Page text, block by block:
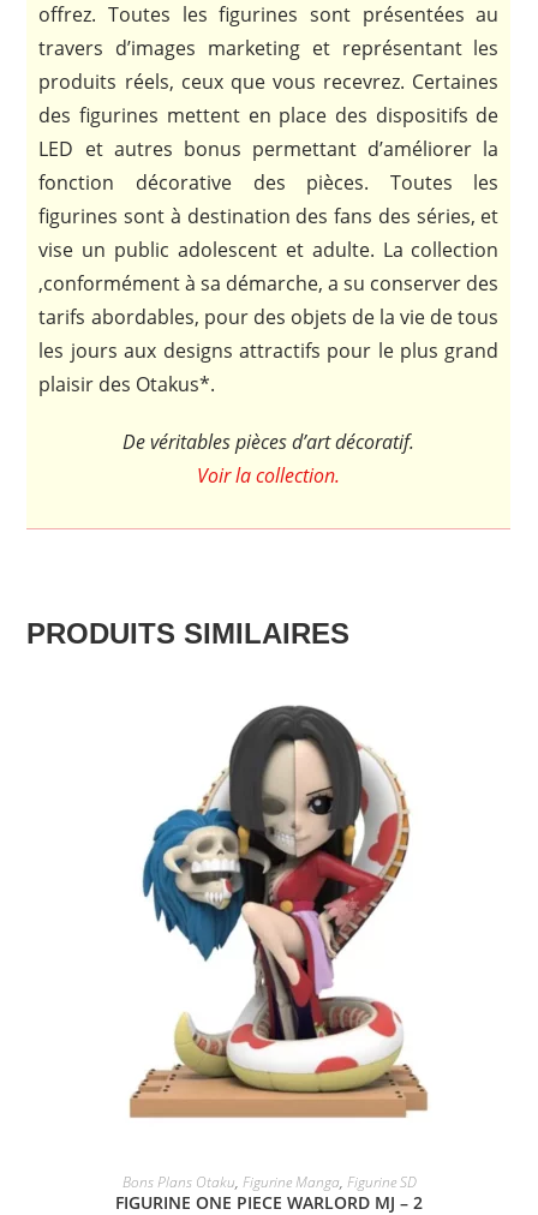
offrez. Toutes les figurines sont présentées au
travers d’images marketing et représentant les
produits réels, ceux que vous recevrez. Certaines
des figurines mettent en place des dispositifs de
LED et autres bonus permettant d’améliorer la
fonction décorative des pièces. Toutes les
figurines sont à destination des fans des séries, et
vise un public adolescent et adulte. La collection
,conformément à sa démarche, a su conserver des
tarifs abordables, pour des objets de la vie de tous
les jours aux designs attractifs pour le plus grand
plaisir des Otakus*.
De véritables pièces d’art décoratif.
Voir la collection.
PRODUITS SIMILAIRES
ACHAT SUR AMAZON
Bons Plans Otaku, Figurine Manga, Figurine SD
FIGURINE ONE PIECE WARLORD MJ – 2